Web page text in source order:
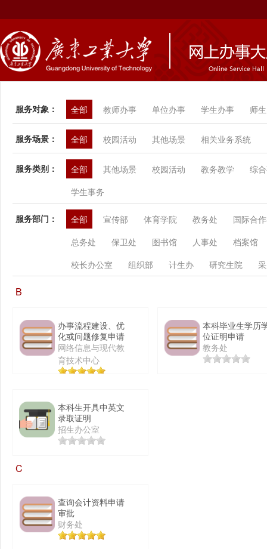
服务对象： 全部 教师办事 单位办事 学生办事 师
服务场景： 全部 校园活动 其他场景 相关业务系统
服务类别： 全部 其他场景 校园活动 教务教学
综
学生事务
服务部门： 全部 宣传部 体育学院 教务处
国际合
总务处
保卫处 图书馆 人事处
档案馆
校长办公室
组织部 计生办 研究生院
B
办事流程建设、优
化或问题修复申请
网络信息与现代教
育技术中心
本科毕业生学历
位证明申请
教务处
本科生开具中英文
录取证明
招生办公室
C
查询会计资料申请
审批
财务处